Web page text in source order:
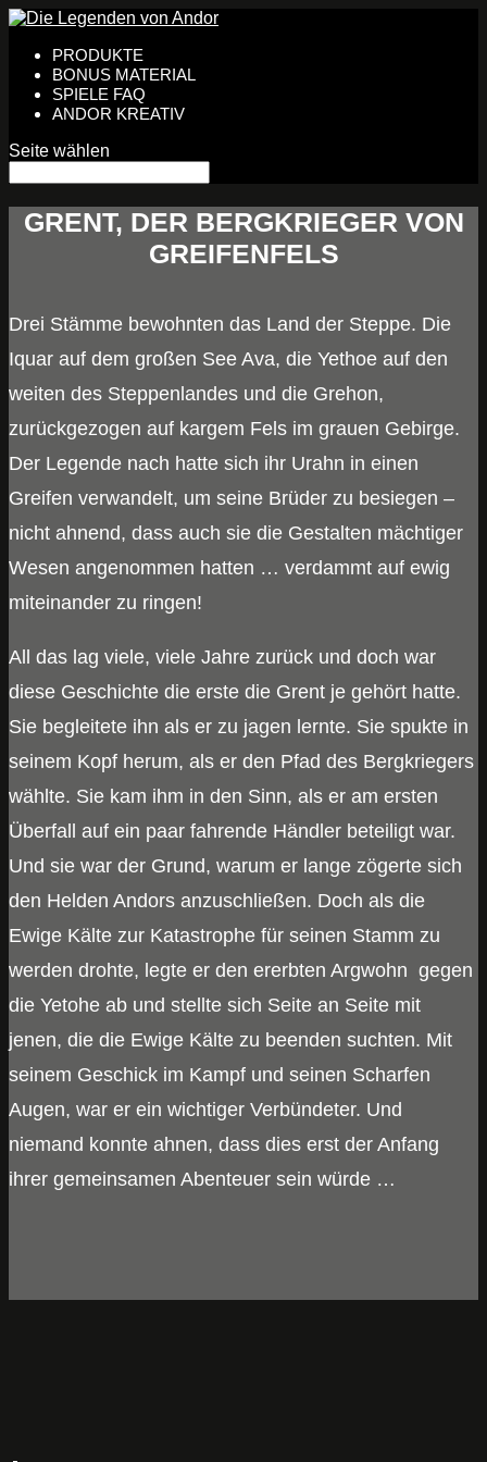
PRODUKTE
BONUS MATERIAL
SPIELE FAQ
ANDOR KREATIV
Seite wählen
GRENT, DER BERGKRIEGER VON
GREIFENFELS
Drei Stämme bewohnten das Land der Steppe. Die
Iquar auf dem großen See Ava, die Yethoe auf den
weiten des Steppenlandes und die Grehon,
zurückgezogen auf kargem Fels im grauen Gebirge.
Der Legende nach hatte sich ihr Urahn in einen
Greifen verwandelt, um seine Brüder zu besiegen –
nicht ahnend, dass auch sie die Gestalten mächtiger
Wesen angenommen hatten … verdammt auf ewig
miteinander zu ringen!
All das lag viele, viele Jahre zurück und doch war
diese Geschichte die erste die Grent je gehört hatte.
Sie begleitete ihn als er zu jagen lernte. Sie spukte in
seinem Kopf herum, als er den Pfad des Bergkriegers
wählte. Sie kam ihm in den Sinn, als er am ersten
Überfall auf ein paar fahrende Händler beteiligt war.
Und sie war der Grund, warum er lange zögerte sich
den Helden Andors anzuschließen. Doch als die
Ewige Kälte zur Katastrophe für seinen Stamm zu
werden drohte, legte er den ererbten Argwohn gegen
die Yetohe ab und stellte sich Seite an Seite mit
jenen, die die Ewige Kälte zu beenden suchten. Mit
seinem Geschick im Kampf und seinen Scharfen
Augen, war er ein wichtiger Verbündeter. Und
niemand konnte ahnen, dass dies erst der Anfang
ihrer gemeinsamen Abenteuer sein würde …